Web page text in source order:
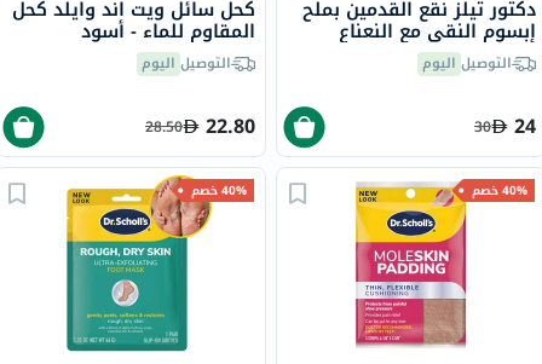
دكتور تيلز نقع القدمين بملح
إبسوم النقي مع النعناع
المنعش 909 جرام
التوصيل اليوم
24
30
كحل سائل ويت اند وايلد كحل
المقاوم للماء - أسود
التوصيل اليوم
22.80
28.50
40% خصم 40% خصم